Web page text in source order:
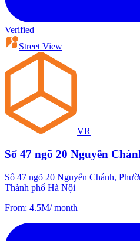
Verified
Street View
VR
Số 47 ngõ 20 Nguyễn
Số 47 ngõ 20 Nguyễn Chánh,
Thành phố Hà Nội
From: 4.5M/month